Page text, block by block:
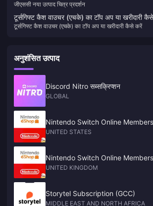
जीएससी नया उत्पाद चित्र प्रदर्शन
टूर्सगिफ्ट कैश वाउचर (एचके) का टॉप अप या खरीदारी
टूर्सगिफ्ट कैश वाउचर (एचके) का टॉप अप या खरीदारी कैसे करें
अनुशंसित उत्पाद
Discord Nitro सब्सक्रिप्शन
GLOBAL
Nintendo Switch Online
UNITED STATES
Nintendo Switch Online
UNITED KINGDOM
Storytel Subscription (GCC)
MIDDLE EAST AND NORTH AFRICA